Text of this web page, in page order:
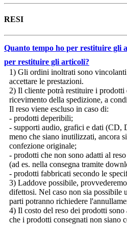
RESI
Quanto tempo ho per restituire gli
per restituire gli articoli?
1) Gli ordini inoltrati sono
accettare le prestazioni.
2) Il cliente potrà restituire i
ricevimento della spedizione, a
Il reso viene escluso in caso di:
- prodotti deperibili;
- supporti audio, grafici e dati (CD,
meno che siano inutilizzati, ancora
confezione originale;
- prodotti che non sono adatti al
(ad es. nella consegna tramite
- prodotti fabbricati secondo le
3) Laddove possibile,
difettosi. Nel caso non sia possibile
parti potranno richiedere
4) Il costo del reso dei prodotti
che i prodotti consegnati non siano